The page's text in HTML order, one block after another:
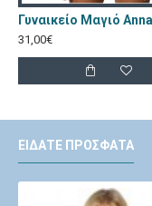
31,00€
ΕΊΔΑΤΕ ΠΡΌΣΦΑΤΑ